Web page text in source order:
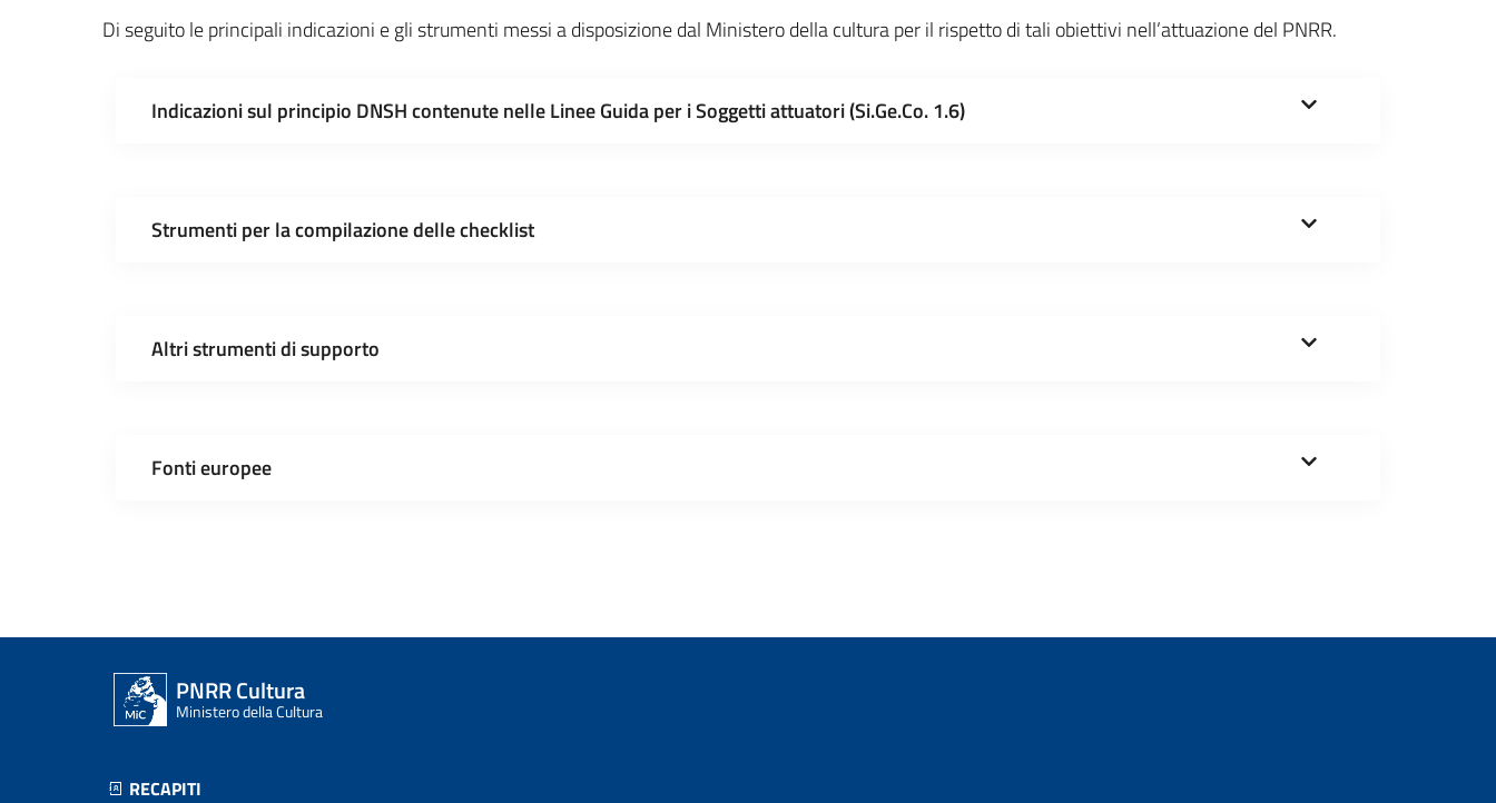
Di seguito le principali indicazioni e gli strumenti messi a disposizione dal Ministero della cultura per il rispetto di tali obiettivi nell’attuazione del PNRR.
Indicazioni sul principio DNSH contenute nelle Linee Guida per i Soggetti attuatori (Si.Ge.Co. 1.6)
Strumenti per la compilazione delle checklist
Altri strumenti di supporto
Fonti europee
PNRR Cultura
Ministero della Cultura
RECAPITI